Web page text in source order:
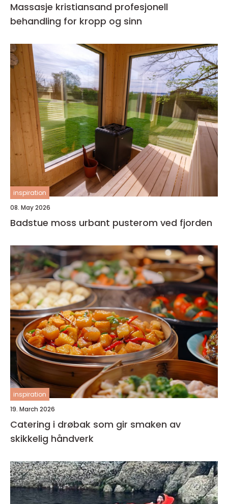
Massasje kristiansand profesjonell
behandling for kropp og sinn
inspiration
08. May 2026
Badstue moss urbant pusterom ved fjorden
inspiration
19. March 2026
Catering i drøbak som gir smaken av
skikkelig håndverk